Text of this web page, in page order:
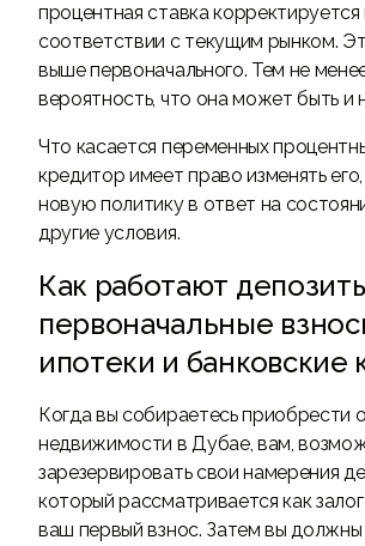
процентная ставка корректируется
соответствии с текущим рынком.
выше первоначального. Тем не
вероятность, что она может быть и
Что касается переменных
кредитор имеет право изменять
новую политику в ответ на
другие условия.
Как работают
первоначальные
ипотеки и банковские
Когда вы собираетесь приобрести
недвижимости в Дубае, вам,
зарезервировать свои намерения
который рассматривается как
ваш первый взнос. Затем вы